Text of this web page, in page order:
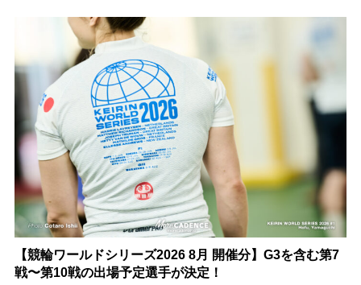
【競輪ワールドシリーズ2026 8月 開催分】G3を含む第7
戦〜第10戦の出場予定選手が決定！